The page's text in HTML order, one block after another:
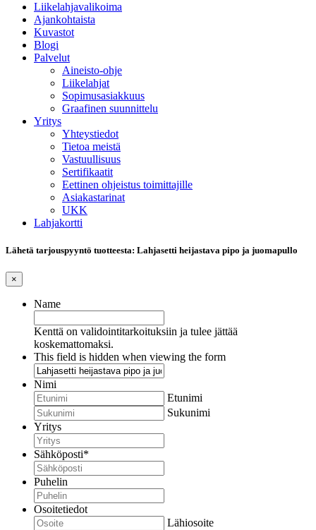
Liikelahjavalikoima
Ajankohtaista
Kuvastot
Blogi
Palvelut
Aineisto-ohje
Liikelahjat
Sopimusasiakkuus
Graafinen suunnittelu
Yritys
Yhteystiedot
Tietoa meistä
Vastuullisuus
Sertifikaatit
Eettinen ohjeistus toimittajille
Asiakastarinat
UKK
Lahjakortti
Lähetä tarjouspyyntö tuotteesta: Lahjasetti heijastava pipo ja juomapullo
×
Name
Kenttä on validointitarkoituksiin ja tulee jättää
koskemattomaksi.
This field is hidden when viewing the form
Nimi
Etunimi
Sukunimi
Yritys
Sähköposti*
Puhelin
Osoitetiedot
Lähiosoite